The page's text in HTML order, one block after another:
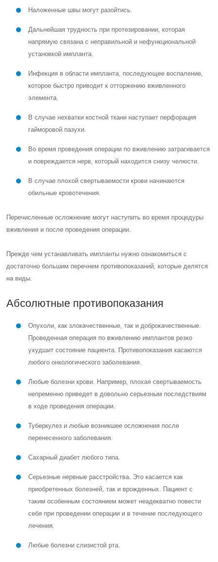
Наложенные швы могут разойтись.
Дальнейшая трудность при протезировании, которая
напрямую связана с неправильной и нефункциональной
установкой импланта.
Инфекция в области импланта, последующее воспаление,
которое быстро приводит к отторжению вживленного
элемента.
В случае нехватки костной ткани наступает перфорация
гайморовой пазухи.
Во время проведения операции по вживлению затрагивается
и повреждается нерв, который находится снизу челюсти.
В случае плохой свертываемости крови начинаются
обильные кровотечения.
Перечисленные осложнение могут наступить во время процедуры
вживления и после проведения операции.
Прежде чем устанавливать импланты нужно ознакомиться с
достаточно большим перечнем противопоказаний, которые делятся
на виды.
Абсолютные противопоказания
Опухоли, как злокачественные, так и доброкачественные.
Проведенная операция по вживлению имплантов резко
ухудшит состояние пациента. Противопоказания касаются
любого онкологического заболевания.
Любые болезни крови. Например, плохая свертываемость
непременно приведет в довольно серьезным последствиям
в ходе проведения операции.
Туберкулез и любые возникшее осложнения после
перенесенного заболевания.
Сахарный диабет любого типа.
Серьезные нервные расстройства. Это касается как
приобретенных болезней, так и врожденных. Пациент с
таким особенным состоянием может неадекватно повести
себя при проведении операции и в течение последующего
лечения.
Любые болезни слизистой рта.